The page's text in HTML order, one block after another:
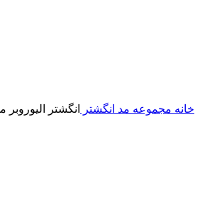
خانه مجموعه مد انگشتر انگشتر الیوروبر